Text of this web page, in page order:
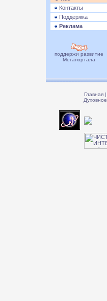
Контакты
Поддержка
Реклама
поддержи развитие
Мегапортала
Главная |
Духовное